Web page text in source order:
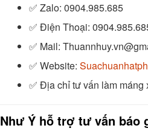
✅ Zalo: 0904.985.685
✅ Điện Thoại:
✅ Mail:
✅ Website:
✅ Địa chỉ tư vấn làm máng
Như Ý hỗ trợ tư vấn báo